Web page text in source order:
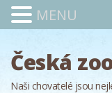
Česká
Naši chovatelé jsou
MENU